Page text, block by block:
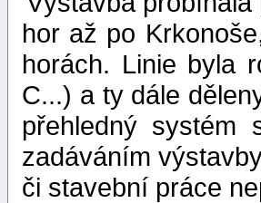
hor až po
horách. Linie byla
C...) a ty dále
přehledný systém
zadáváním
či stavební práce